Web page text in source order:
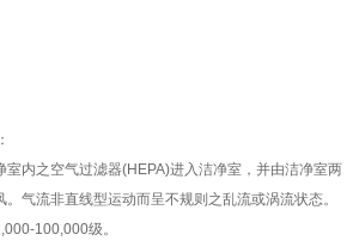
：
室内之空气过滤器(HEPA)进入洁净室，并由洁净室两
气流非直线型运动而呈不规则之乱流或涡流状态。
100,000级。